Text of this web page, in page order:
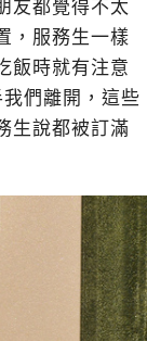
友都覺得不太
，服務生一樣
飯時就有注意
們離開，這些
生說都被訂滿